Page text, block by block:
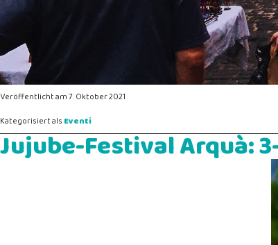
Veröffentlicht am7. Oktober 2021
Kategorisiert als Eventi
Jujube-Festival Arquà: